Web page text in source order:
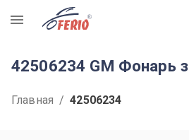
R
42506234 GM Фонарь
Главная / 42506234